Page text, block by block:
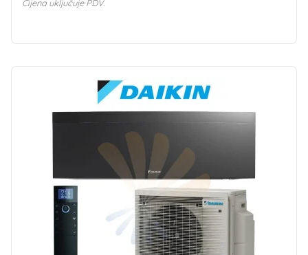
Cijena uključuje PDV.